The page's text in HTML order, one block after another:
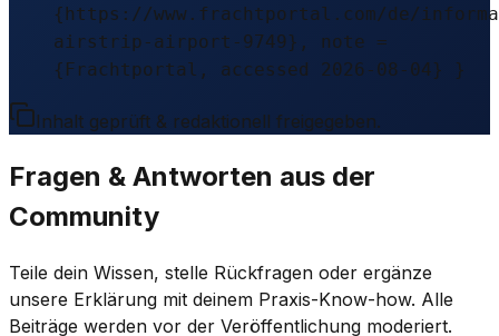
{https://www.frachtportal.com/de/
airstrip-airport-9749}, note =
{Frachtportal, accessed 2026-08-04} }
Inhalt geprüft & redaktionell freigegeben.
Fragen & Antworten aus der
Community
Teile dein Wissen, stelle Rückfragen oder ergänze
unsere Erklärung mit deinem Praxis-Know-how. Alle
Beiträge werden vor der Veröffentlichung moderiert.